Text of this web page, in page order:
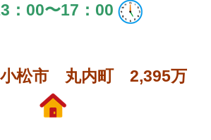
：00〜17： 00
松市 丸内町 2,395万